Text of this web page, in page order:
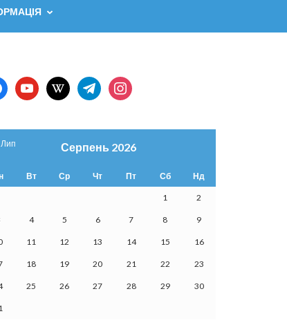
youtubewikipediatelegraminstagram
Серпень 2026
Вт Ср Чт Пт Сб Нд
1 2
4 5 6 7 8 9
11 12 13 14 15 16
18 19 20 21 22 23
25 26 27 28 29 30
Лип